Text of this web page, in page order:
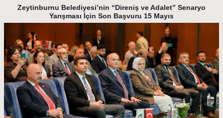
Zeytinburnu Belediyesi’nin “Direniş ve Adalet” Senaryo
Yarışması İçin Son Başvuru 15 Mayıs